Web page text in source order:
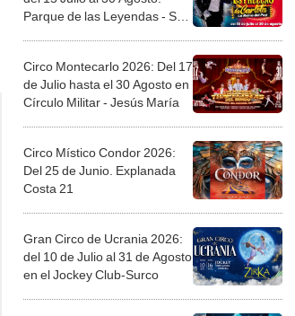
Parque de las Leyendas - San
Circo Montecarlo 2026: Del 17
de Julio hasta el 30 Agosto en
Círculo Militar - Jesús María
Circo Místico Condor 2026:
Del 25 de Junio. Explanada
Costa 21
Gran Circo de Ucrania 2026:
del 10 de Julio al 31 de Agosto
en el Jockey Club-Surco